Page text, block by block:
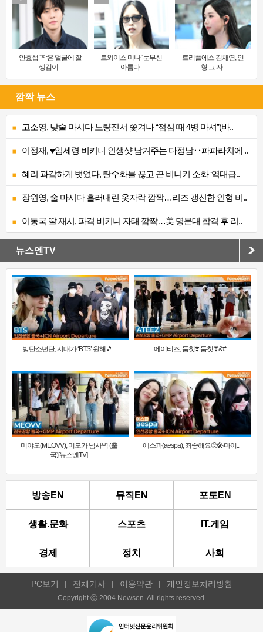
안효섭 ‘작은 얼굴에 잘
생김이 ..
트와이스 미나 ‘눈부신
아름다..
트리플에스 김채연, 인
형 그 자..
깜짝 뉴스
고소영, 낮술 마시다 노량진서 쫓겨나 “점심 때 4병 마셔”(바..
이정재, ♥임세령 비키니 인생샷 남겨주는 다정남‥파파라치에 ..
혜리 과감하게 벗었다, 탄수화물 끊고 끈 비니키 소화 ‘역대급..
장원영, 술 마시다 흘러내린 옷자락 깜짝…리즈 갱신한 인형 비..
이동국 딸 재시, 파격 비키니 자태 깜짝…美 명문대 합격 후 리..
뉴스엔TV
방탄소년단, 시대가 ‘BTS’ 원해🎵 .. 에이티즈, 둠칫❣️ 둠칫❣&#..
미야오(MEOVV), 미모가 넘사벽 (출
국)[뉴스엔TV]
에스파(aespa), 죄송해요🥺🎤마이..
방송EN 뮤직EN 포토EN
생활.문화 스포츠 IT.게임
경제 정치 사회
PC보기 | 전체기사 | 이용약관 | 개인정보처리방침
Copyright ⓒ 2004 Newsen. All rights reserved.